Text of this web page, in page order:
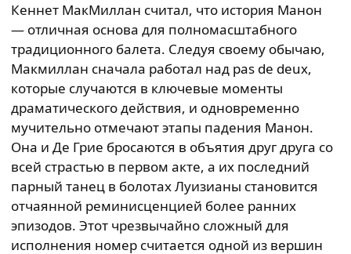
Кеннет МакМиллан считал, что история Манон
— отличная основа для полномасштабного
традиционного балета. Следуя своему обычаю,
Макмиллан сначала работал над pas de deux,
которые случаются в ключевые моменты
драматического действия, и одновременно
мучительно отмечают этапы падения Манон.
Она и Де Грие бросаются в объятия друг друга со
всей страстью в первом акте, а их последний
парный танец в болотах Луизианы становится
отчаянной реминисценцией более ранних
эпизодов. Этот чрезвычайно сложный для
исполнения номер считается одной из вершин